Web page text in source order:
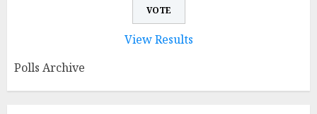
View Results
Polls Archive